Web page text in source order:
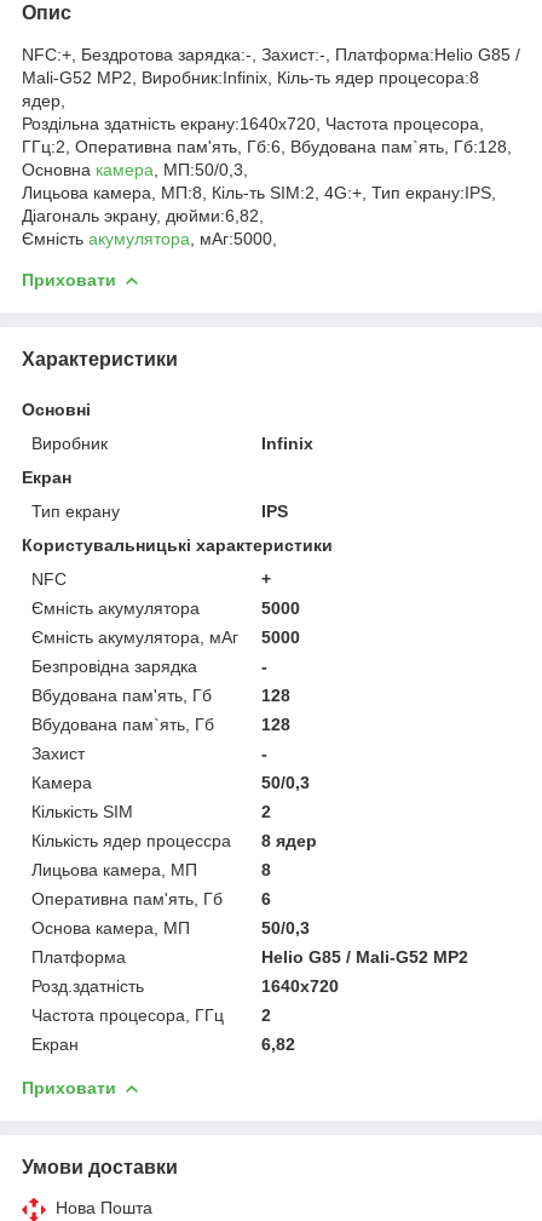
Опис
NFC:+, Бездротова зарядка:-, Захист:-, Платформа:Helio G85 /
Mali-G52 MP2, Виробник:Infinix, Кіль-ть ядер процесора:8
ядер,
Роздільна здатність екрану:1640x720, Частота процесора,
ГГц:2, Оперативна пам'ять, Гб:6, Вбудована пам`ять, Гб:128,
Основна камера , МП:50/0,3,
Лицьова камера, МП:8, Кіль-ть SIM:2, 4G:+, Тип екрану:IPS,
Діагональ экрану, дюйми:6,82,
Ємність акумулятора , мАг:5000,
Приховати
Характеристики
Основні
Виробник
Infinix
Екран
Тип екрану
IPS
Користувальницькі характеристики
NFC
+
Ємність акумулятора
5000
Ємність акумулятора, мАг
5000
Безпровідна зарядка
-
Вбудована пам'ять, Гб
128
Вбудована пам`ять, Гб
128
Захист
-
Камера
50/0,3
Кількість SIM
2
Кількість ядер процессра
8 ядер
Лицьова камера, МП
8
Оперативна пам'ять, Гб
6
Основа камера, МП
50/0,3
Платформа
Helio G85 / Mali-G52 MP2
Розд.здатність
1640x720
Частота процесора, ГГц
2
Екран
6,82
Приховати
Умови доставки
Нова Пошта